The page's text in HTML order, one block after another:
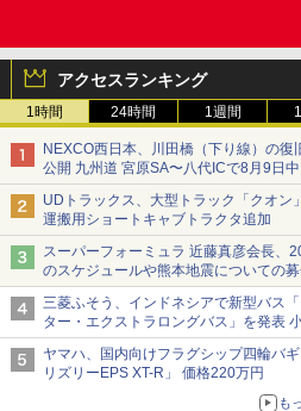
アクセスランキング
1時間 24時間 1週間
NEXCO西日本、川田橋（下り線）の復
公開 九州道 宮原SA〜八代ICで8月9日
車両を通行可能に
UDトラックス、大型トラック「クオン
運搬用ショートキャブトラクタ追加
スーパーフォーミュラ 近藤真彦会長、
のスケジュールや熊本地震についての
を紹介
三菱ふそう、インドネシアで新型バス
ター・エクストラロングバス」を発表
ックベースの観光・旅客輸送向けバス
ヤマハ、国内向けフラグシップ四輪バ
リズリーEPS XT-R」 価格220万円
も